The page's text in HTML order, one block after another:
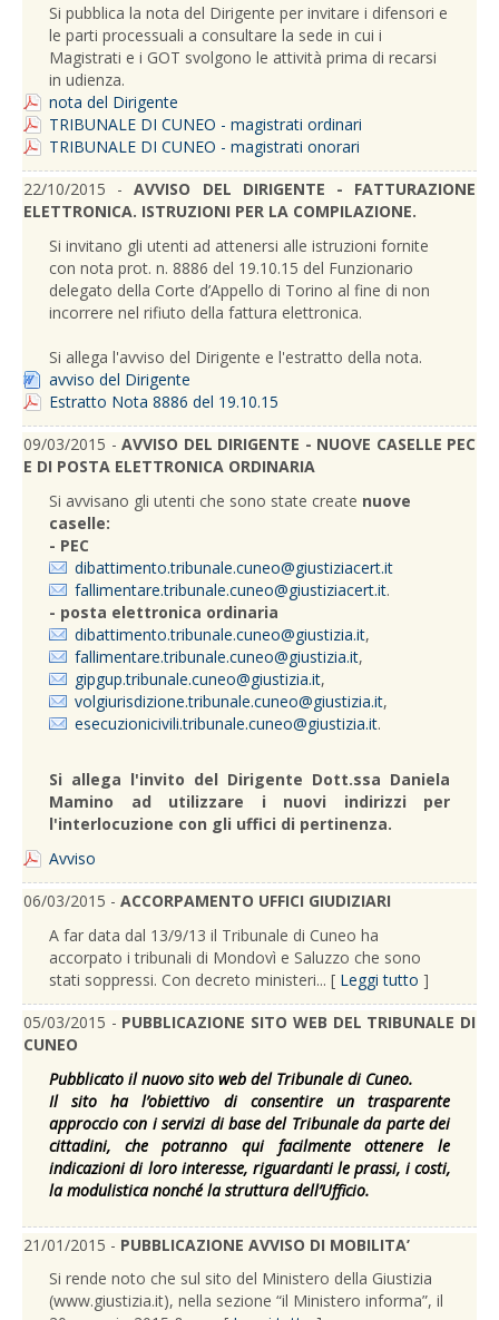
Si pubblica la nota del Dirigente per invitare i difensori e
le parti processuali a consultare la sede in cui i
Magistrati e i GOT svolgono le attività prima di recarsi
in udienza.
nota del Dirigente
TRIBUNALE DI CUNEO - magistrati ordinari
TRIBUNALE DI CUNEO - magistrati onorari
22/10/2015 -AVVISO DEL DIRIGENTE - FATTURAZIONE
ELETTRONICA. ISTRUZIONI PER LA COMPILAZIONE.
Si invitano gli utenti ad attenersi alle istruzioni fornite
con nota prot. n. 8886 del 19.10.15 del Funzionario
delegato della Corte d’Appello di Torino al fine di non
incorrere nel rifiuto della fattura elettronica.
Si allega l'avviso del Dirigente e l'estratto della nota.
avviso del Dirigente
Estratto Nota 8886 del 19.10.15
09/03/2015 - AVVISO DEL DIRIGENTE - NUOVE CASELLE PEC
E DI POSTA ELETTRONICA ORDINARIA
Si avvisano gli utenti che sono state create nuove
caselle:
- PEC
dibattimento.tribunale.cuneo@giustiziacert.it
fallimentare.tribunale.cuneo@giustiziacert.it.
- posta elettronica ordinaria
dibattimento.tribunale.cuneo@giustizia.it,
fallimentare.tribunale.cuneo@giustizia.it,
gipgup.tribunale.cuneo@giustizia.it,
volgiurisdizione.tribunale.cuneo@giustizia.it,
esecuzionicivili.tribunale.cuneo@giustizia.it.
Si allega l'invito del Dirigente Dott.ssa Daniela
Mamino ad utilizzare i nuovi indirizzi per
l'interlocuzione con gli uffici di pertinenza.
Avviso
06/03/2015 - ACCORPAMENTO UFFICI GIUDIZIARI
A far data dal 13/9/13 il Tribunale di Cuneo ha
accorpato i tribunali di Mondovì e Saluzzo che sono
stati soppressi. Con decreto ministeri... [ Leggi tutto ]
05/03/2015 - PUBBLICAZIONE SITO WEB DEL TRIBUNALE DI
CUNEO
Pubblicato il nuovo sito web del Tribunale di Cuneo.
Il sito ha l’obiettivo di consentire un trasparente
approccio con i servizi di base del Tribunale da parte dei
cittadini, che potranno qui facilmente ottenere le
indicazioni di loro interesse, riguardanti le prassi, i costi,
la modulistica nonché la struttura dell’Ufficio.
21/01/2015 - PUBBLICAZIONE AVVISO DI MOBILITA’
Si rende noto che sul sito del Ministero della Giustizia
(www.giustizia.it), nella sezione “il Ministero informa”, il